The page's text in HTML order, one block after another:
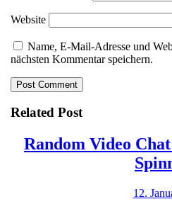
Website
Name, E-Mail-Adresse und
nächsten Kommentar speichern.
Related Post
Random Video
12.